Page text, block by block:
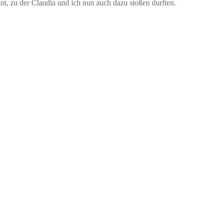
zu der Claudia und ich nun auch dazu stoßen durften.